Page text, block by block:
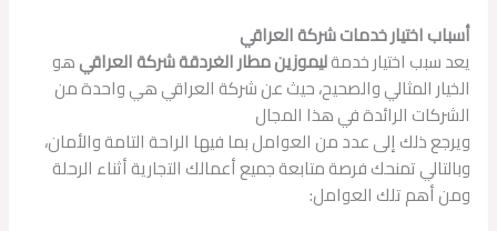
أسباب اختيار خدمات شركة العراقي
يعد سبب اختيار خدمةليموزين مطار الغردقة شركة العراقيهو
الخيار المثالي والصحيح، حيث عن شركة العراقي هي واحدة من
الشركات الرائدة في هذا المجال
ويرجع ذلك إلى عدد من العوامل بما فيها الراحة التامة والأمان،
وبالتالي تمنحك فرصة متابعة جميع أعمالك التجارية أثناء الرحلة
ومن أهم تلك العوامل: